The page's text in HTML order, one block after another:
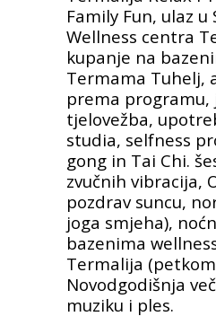
Family Fun, ulaz u
Wellness centra
kupanje na
Termama Tuhelj,
prema programu,
tjelovežba,
studia, selfness
gong in Tai Chi.
zvučnih vibracija,
pozdrav suncu,
joga smjeha),
bazenima
Termalija
Novodgodišnja
muziku i ples.